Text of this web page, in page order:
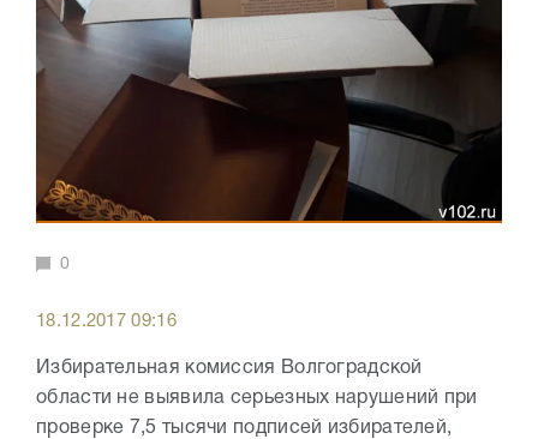
0
18.12.2017 09:16
Избирательная комиссия Волгоградской
области не выявила серьезных нарушений при
проверке 7,5 тысячи подписей избирателей,